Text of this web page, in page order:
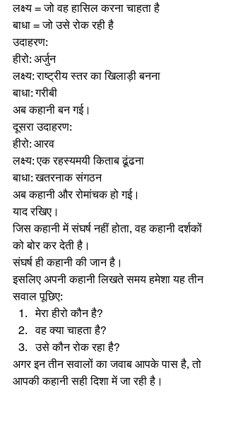
लक्ष्य = जो वह हासिल करना चाहता है
बाधा = जो उसे रोक रही है
उदाहरण:
हीरो: अर्जुन
लक्ष्य: राष्ट्रीय स्तर का खिलाड़ी बनना
बाधा: गरीबी
अब कहानी बन गई।
दूसरा उदाहरण:
हीरो: आरव
लक्ष्य: एक रहस्यमयी किताब ढूंढना
बाधा: खतरनाक संगठन
अब कहानी और रोमांचक हो गई।
याद रखिए।
जिस कहानी में संघर्ष नहीं होता, वह कहानी दर्शकों
को बोर कर देती है।
संघर्ष ही कहानी की जान है।
इसलिए अपनी कहानी लिखते समय हमेशा यह तीन
सवाल पूछिए:
मेरा हीरो कौन है?
वह क्या चाहता है?
उसे कौन रोक रहा है?
अगर इन तीन सवालों का जवाब आपके पास है, तो
आपकी कहानी सही दिशा में जा रही है।